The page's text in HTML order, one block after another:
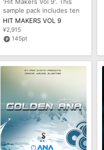
sample pack includes ten
Construction Kits for prod
HIT MAKERS VOL 9
¥2,915
145pt